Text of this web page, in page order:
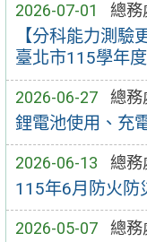
2026-07-01 總務
【分科能力測
臺北市115學年
2026-06-27 總務
鋰電池使用、充
2026-06-13 總務
115年6月防火防
2026-05-07 總務